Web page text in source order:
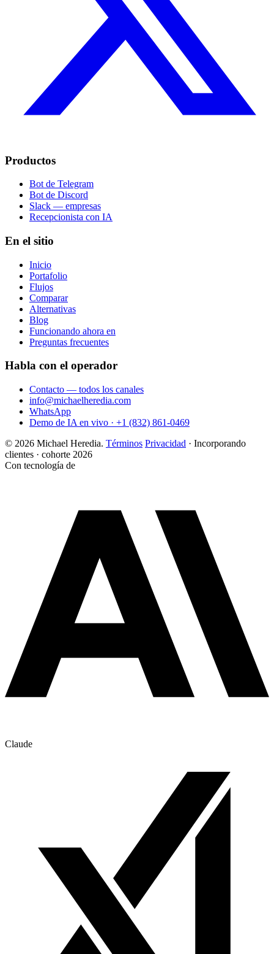
Productos
Bot de Telegram
Bot de Discord
Slack — empresas
Recepcionista con IA
En el sitio
Inicio
Portafolio
Flujos
Comparar
Alternativas
Blog
Funcionando ahora en
Preguntas frecuentes
Habla con el operador
Contacto — todos los canales
info@michaelheredia.com
WhatsApp
Demo de IA en vivo · +1 (832) 861-0469
© 2026 Michael Heredia. Términos Privacidad · Incorporando
clientes · cohorte 2026
Con tecnología de
Claude